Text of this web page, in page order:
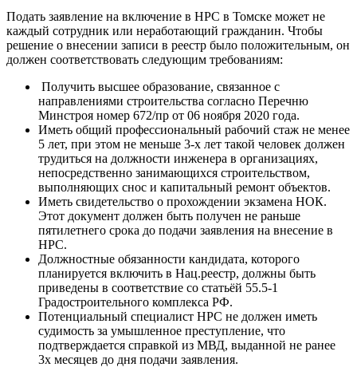
Подать заявление на включение в НРС в Томске может не
каждый сотрудник или неработающий гражданин. Чтобы
решение о внесении записи в реестр было положительным, он
должен соответствовать следующим требованиям:
Получить высшее образование, связанное с
направлениями строительства согласно Перечню
Минстроя номер 672/пр от 06 ноября 2020 года.
Иметь общий профессиональный рабочий стаж не менее
5 лет, при этом не меньше 3-х лет такой человек должен
трудиться на должности инженера в организациях,
непосредственно занимающихся строительством,
выполняющих снос и капитальный ремонт объектов.
Иметь свидетельство о прохождении экзамена НОК.
Этот документ должен быть получен не раньше
пятилетнего срока до подачи заявления на внесение в
НРС.
Должностные обязанности кандидата, которого
планируется включить в Нац.реестр, должны быть
приведены в соответствие со статьёй 55.5-1
Градостроительного комплекса РФ.
Потенциальный специалист НРС не должен иметь
судимость за умышленное преступление, что
подтверждается справкой из МВД, выданной не ранее
3х месяцев до дня подачи заявления.